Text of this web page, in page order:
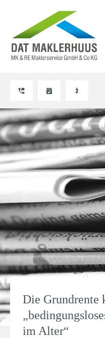
Die Grundrente
im Alter“